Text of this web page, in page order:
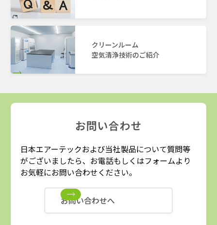
クリーンルーム
空気清浄技術のご紹介
お問い合わせ
日本エアーテックおよび当社製品について質問等
がございましたら、お電話もしくはフォームより
お気軽にお問い合わせください。
お問い合わせへ